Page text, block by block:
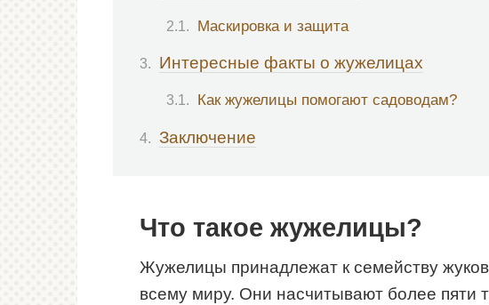
Маскировка и защита
Интересные факты о жужелицах
Как жужелицы помогают садоводам?
Заключение
Что такое жужелицы?
Жужелицы принадлежат к семейству жуков
всему миру. Они насчитывают более пяти